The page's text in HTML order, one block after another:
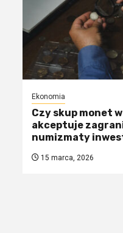
Ekonomia
Czy skup monet
akceptuje
numizmaty
15 marca, 2026